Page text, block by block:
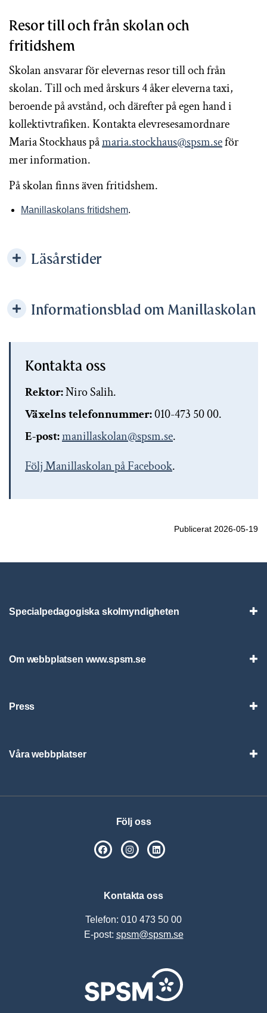
Resor till och från skolan och
fritidshem
Skolan ansvarar för elevernas resor till och från
skolan. Till och med årskurs 4 åker eleverna taxi,
beroende på avstånd, och därefter på egen hand i
kollektivtrafiken. Kontakta elevresesamordnare
Maria Stockhaus påmaria.stockhaus@spsm.seför
mer information.
På skolan finns även fritidshem.
Manillaskolans fritidshem.
Läsårstider
Informationsblad om Manillaskolan
Kontakta oss
Rektor:Niro Salih.
Växelns telefonnummer:010-473 50 00.
E-post:manillaskolan@spsm.se.
Följ Manillaskolan på Facebook.
Publicerat 2026-05-19
Specialpedagogiska skolmyndigheten
Om webbplatsen www.spsm.se
Press
Våra webbplatser
Följ oss
SPSM på Facebook
SPSM på Instagram
Kontakta oss
Telefon: 010 473 50 00
E-post: spsm@spsm.se